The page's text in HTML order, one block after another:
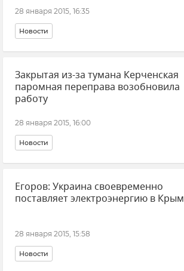
28 января 2015, 16:35
Новости
Закрытая из-за тумана Керченская
паромная переправа возобновила
работу
28 января 2015, 16:00
Новости
Егоров: Украина своевременно
поставляет электроэнергию в Крым
28 января 2015, 15:58
Новости